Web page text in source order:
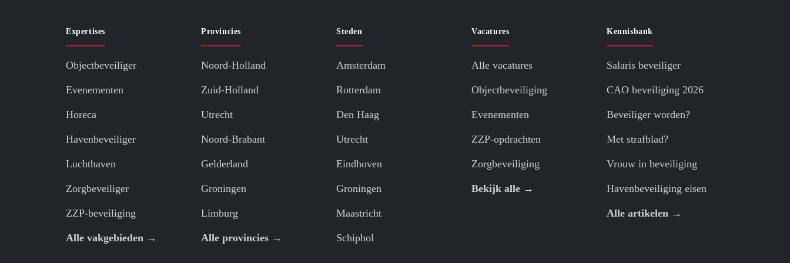
Expertises
Objectbeveiliger
Evenementen
Horeca
Havenbeveiliger
Luchthaven
Zorgbeveiliger
ZZP-beveiliging
Alle vakgebieden →
Provincies
Noord-Holland
Zuid-Holland
Utrecht
Noord-Brabant
Gelderland
Groningen
Limburg
Alle provincies →
Steden
Amsterdam
Rotterdam
Den Haag
Utrecht
Eindhoven
Groningen
Maastricht
Schiphol
Vacatures
Alle vacatures
Objectbeveiliging
Evenementen
ZZP-opdrachten
Zorgbeveiliging
Bekijk alle →
Kennisbank
Salaris beveiliger
CAO beveiliging 2026
Beveiliger worden?
Met strafblad?
Vrouw in beveiliging
Havenbeveiliging eisen
Alle artikelen →